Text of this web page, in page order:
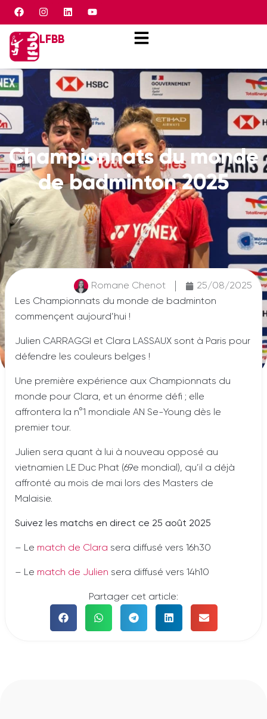
Panneau de gestion des cookies
LFBB
Championnats du monde
de badminton 2025
Romane Chenot
25/08/2025
Les Championnats du monde de badminton
commençent aujourd’hui !
Julien CARRAGGI et Clara LASSAUX sont à Paris pour
défendre les couleurs belges !
Une première expérience aux Championnats du
monde pour Clara, et un énorme défi ; elle
affrontera la n°1 mondiale AN Se-Young dès le
premier tour.
Julien sera quant à lui à nouveau opposé au
vietnamien LE Duc Phat (69e mondial), qu’il a déjà
affronté au mois de mai lors des Masters de
Malaisie.
Suivez les matchs en direct ce 25 août 2025
– Le match de Clara sera diffusé vers 16h30
– Le match de Julien sera diffusé vers 14h10
Partager cet article: